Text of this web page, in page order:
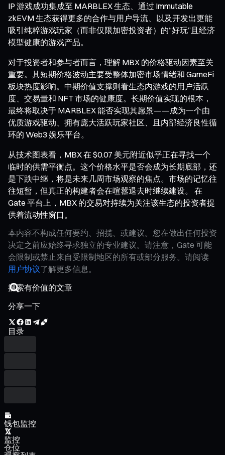
IP 游戏成功集成至 MARBLEX 生态、通过 Immutable
zkEVM 生态获得更多的合作与用户导流、以及开发出更能
吸引纯粹游戏玩家（而非仅限加密投资者）的“好玩”且经济
模型健康的游戏产品。
对于投资者和参与者而言，理解 MBX 的价格驱动因素至关
重要。其短期价格波动主要受整体加密市场情绪和 GameFi
板块热度影响。中期价值支撑则看生态内游戏的用户活跃
度、交易量和 NFT 市场的健康度。长期价值实现的根本，
最终将取决于 MARBLEX 能否实现其愿景——成为一个由
优质游戏驱动、拥有庞大活跃玩家社区、且内部经济良性循
环的 Web3 娱乐平台。
从技术图表看，MBX 在 $0.07 美元附近似乎正在寻找一个
临时的供需平衡点。这个价格水平是否会成为长期底部，还
是下跌中继，将是未来几周市场观察的焦点。市场的记忆往
往短暂，但真正的构建者会在喧嚣退去时继续建设。 在
Gate 平台上，MBX 的交易对持续为关注该生态的投资者提
供着流动性窗口。
本内容不构成任何要约、招揽、或建议。您在做出任何投资
决定之前应始终寻求独立的专业建议。请注意，Gate 可能
会限制或禁止来自受限制地区的所有或部分服务。请阅读
用户协议了解更多信息。
分享一下
目录
钱包监控
监控
仓位